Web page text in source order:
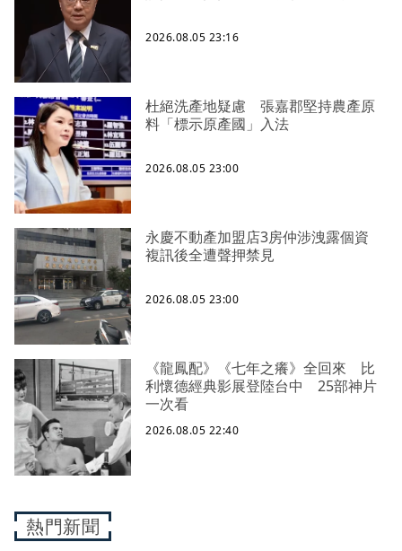
2026.08.05 23:16
杜絕洗產地疑慮 張嘉郡堅持農產原
料「標示原產國」入法
2026.08.05 23:00
永慶不動產加盟店3房仲涉洩露個資
複訊後全遭聲押禁見
2026.08.05 23:00
《龍鳳配》《七年之癢》全回來 比
利懷德經典影展登陸台中 25部神片
一次看
2026.08.05 22:40
熱門新聞